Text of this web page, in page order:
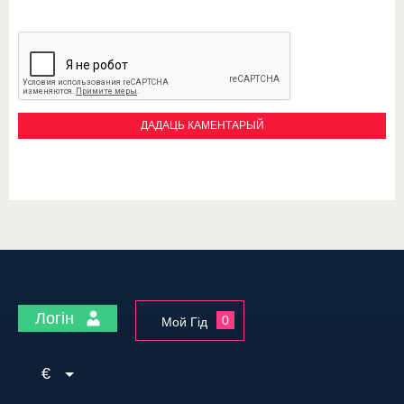
Логін Мой Гід 0
€